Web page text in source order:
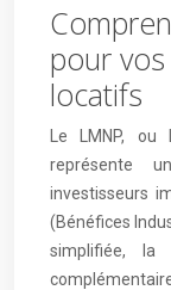
pour
locatifs
Le LMNP,
représente
investisseurs
(Bénéfices
simplifiée, la